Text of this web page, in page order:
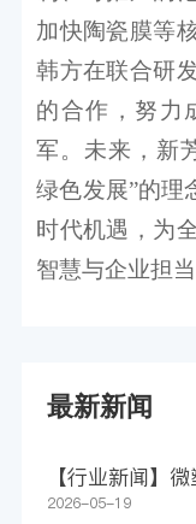
加快陶瓷膜等
韩方在联合研
的合作，努力
军。未来，新
绿色发展”的理
时代机遇，为
智慧与企业担当
最新新闻
【行业新闻】
体到助长肿瘤，
2026-05-19